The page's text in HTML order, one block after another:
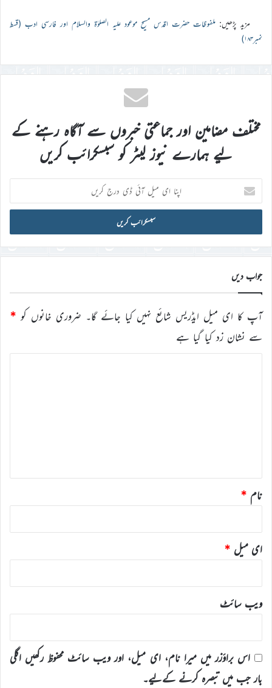
مزید پڑھیں: ملفوظات حضرت اقدس مسیح موعود علیہ الصلوٰۃ والسلام اور فارسی ادب (قسط
نمبر۱۸۳)
مختلف مضامین اور جماعتی خبروں سے آگاہ رہنے کے
لیے ہمارے نیوز لیٹر کو سبسکرائب کریں
اپنا
ای
میل
ڈی
درج
کریں
جواب دیں
آپ کا ای میل ایڈریس شائع نہیں کیا جائے گا۔ ضروری خانوں کو *
سے نشان زد کیا گیا ہے
نام *
ای میل *
ویب‌ سائٹ
اس براؤزر میں میرا نام، ای میل، اور ویب سائٹ محفوظ رکھیں اگلی
بار جب میں تبصرہ کرنے کےلیے۔